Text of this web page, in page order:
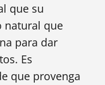
que su
natural que
para dar
Es
que provenga